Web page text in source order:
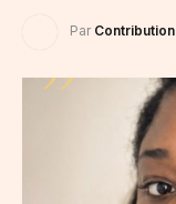
Par Contribution